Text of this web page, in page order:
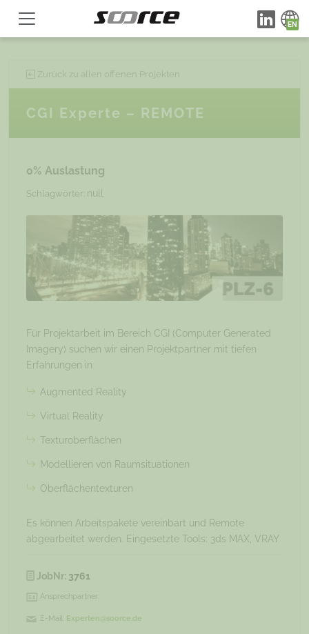
Zurück zu allen offenen Projekten
CGI Experte – REMOTE
0% Auslastung
Schlagwörter: null
Für Projektarbeit im Bereich CGI (Computer Generated
Imagery) suchen wir einen Projektpartner mit tiefen
Erfahrungen in
Augmented Reality
Virtual Reality
Texturoberflächen
Modellieren von Raumsituationen
Oberflächentexturen
Es können Arbeitspakete vereinbart und Remote
abgearbeitet werden. Eingesetzte Tools: 3ds MAX, VRAY
JobNr: 3761
Ansprechpartner:
E-Mail: Experten@soorce.de